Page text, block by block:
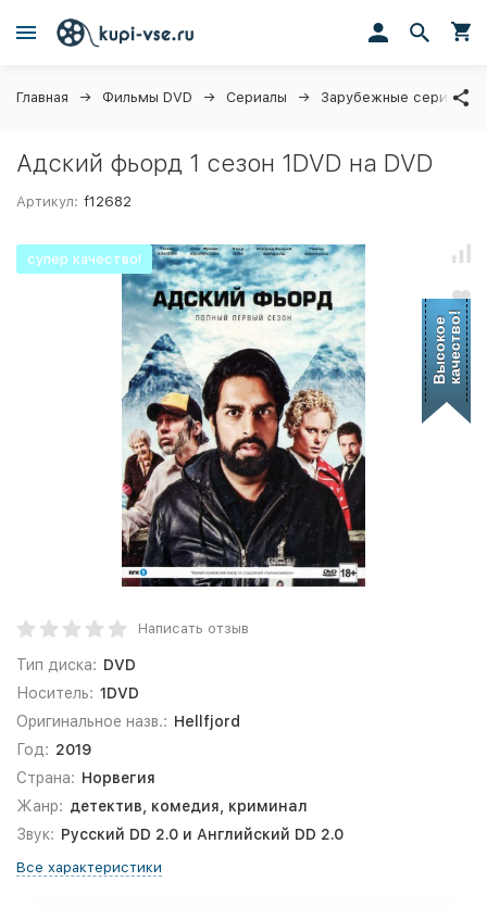
Главная Фильмы DVD Сериалы Зарубежные сериалы
Адский фьорд 1 сезон 1DVD на DVD
Артикул: f12682
супер качество!
Высокоекачество!
Написать отзыв
Тип диска: DVD
Носитель: 1DVD
Оригинальное назв.: Hellfjord
Год: 2019
Страна: Норвегия
Жанр: детектив, комедия, криминал
Звук: Русский DD 2.0 и Английский DD 2.0
Все характеристики